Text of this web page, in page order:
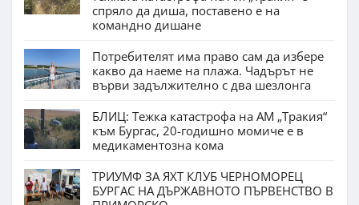
спряло да диша, поставено е на
командно дишане
Потребителят има право сам да избере
какво да наеме на плажа. Чадърът не
върви задължително с два шезлонга
БЛИЦ: Тежка катастрофа на АМ „Тракия“
към Бургас, 20-годишно момиче е в
медикаментозна кома
ТРИУМФ ЗА ЯХТ КЛУБ ЧЕРНОМОРЕЦ
БУРГАС НА ДЪРЖАВНОТО ПЪРВЕНСТВО В